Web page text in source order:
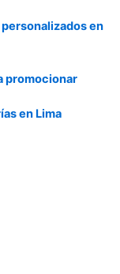
en
promocionar
en Lima